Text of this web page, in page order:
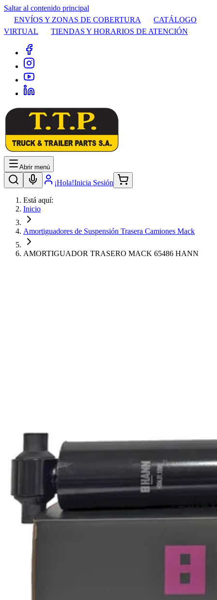
Saltar al contenido principal
ENVÍOS Y ZONAS DE COBERTURA
CATÁLOGO
VIRTUAL
TIENDAS Y HORARIOS DE ATENCIÓN
Abrir menú
¡Hola!Inicia Sesión
Está aquí:
Inicio
Amortiguadores de Suspensión Trasera Camiones Mack
AMORTIGUADOR TRASERO MACK 65486 HANN